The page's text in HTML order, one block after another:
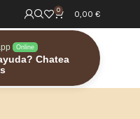
0 0,00 €
Online
Chatea